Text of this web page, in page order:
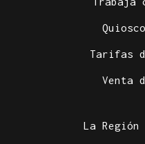
Tarifas
Venta
La